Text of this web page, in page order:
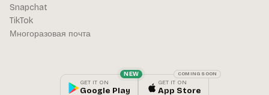
Snapchat
TikTok
Многоразовая почта
GET IT ON
Google Play
NEW
GET IT ON
App Store
COMING SOON